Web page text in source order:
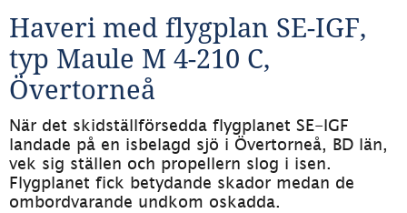
Haveri med flygplan SE-IGF,
typ Maule M 4-210 C,
Övertorneå
När det skidställförsedda flygplanet SE-IGF
landade på en isbelagd sjö i Övertorneå, BD län,
vek sig ställen och propellern slog i isen.
Flygplanet fick betydande skador medan de
ombordvarande undkom oskadda.